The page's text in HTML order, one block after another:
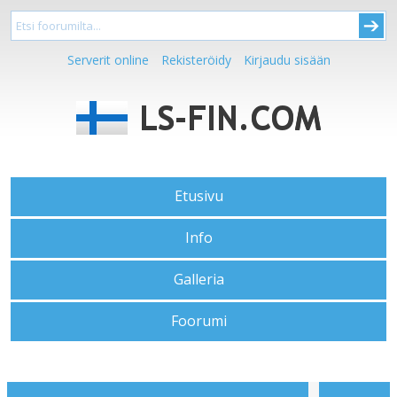
Serverit online Rekisteröidy Kirjaudu sisään
Etusivu
Info
Galleria
Foorumi